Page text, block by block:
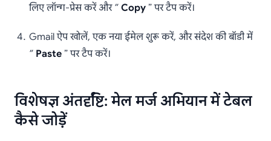
लिए लॉन्ग-प्रेस करें और ” Copy ” पर टैप करें।
Gmail ऐप खोलें, एक नया ईमेल शुरू करें, और संदेश की बॉडी में
” Paste ” पर टैप करें।
विशेषज्ञ अंतर्दृष्टि: मेल मर्ज अभियान में टेबल
कैसे जोड़ें